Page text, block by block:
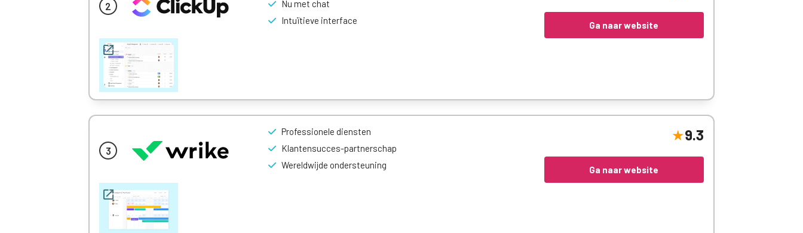
Nu met chat
Intuïtieve interface
Ga naar website
9.3
Professionele diensten
Klantensucces-partnerschap
Wereldwijde ondersteuning
Ga naar website